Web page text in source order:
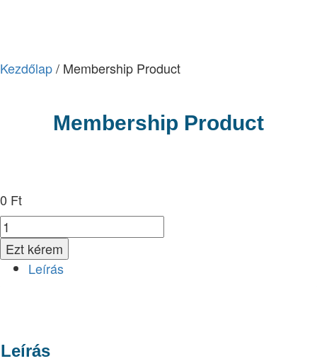
Kezdőlap/ Membership Product
Membership Product
0 Ft
Membership
Product
mennyiség
Ezt kérem
Leírás
Leírás